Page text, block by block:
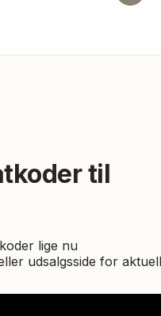
til
lige nu
udsalgsside for